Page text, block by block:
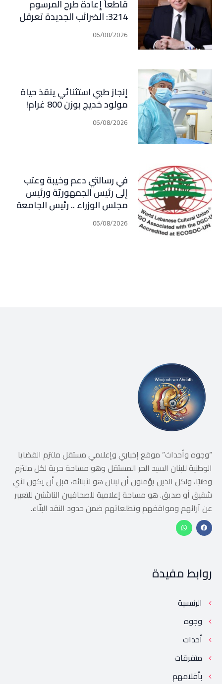
قاطعاً إعادة طرح المرسوم
3214: الضرائب الجديدة تعرقل
التعافي الاقتصادي وتناقض
مبدأ الشراكة
06/08/2026
إنجاز طبي استثنائي ينقذ حياة
مولود خديج بوزن 800 غرام!
06/08/2026
في رسالتي دعم وخيبة وعتب
إلى رئيس الجمهوريّة ورئيس
مجلس الوزراء .. رئيس الجامعة
اللبنانية الثقافيّة في العالم
(WLCU) يؤكد دعم الدّولة06/08/2026
“وجوه وأحداث” موقع إخباري وإعلامي مستقل ملتزم القضايا
الوطنية للبنان السيد الحر المستقل وهو مساحة حرية لكل ملتزم
وطنيًا، ولكل الذين يؤمنون أن لبنان هو لأبنائه، قبل أن يكون لأي
شقيق أو صديق. هو مساحة إعلامية للصحافيين الناشئين للتعبير
عن آرائهم ومواقفهم وتطلعاتهم ضمن حدود النقد البنّاء.
روابط مفيدة
الرئيسية
وجوه
أحداث
متفرقات
بأقلامهم